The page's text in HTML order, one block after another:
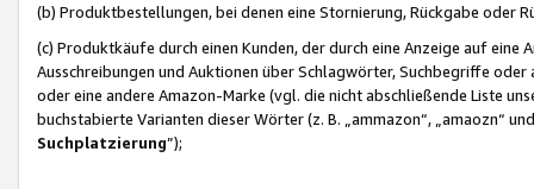
(b) Produktbestellungen, bei denen eine Stornierung, Rückgabe oder
(c) Produktkäufe durch einen Kunden, der durch eine Anzeige auf
Ausschreibungen und Auktionen über Schlagwörter, Suchbegriffe
oder eine andere Amazon-Marke (vgl. die nicht abschließende Liste
buchstabierte Varianten dieser Wörter (z. B. „ammazon“, „amaozn“
Suchplatzierung”);